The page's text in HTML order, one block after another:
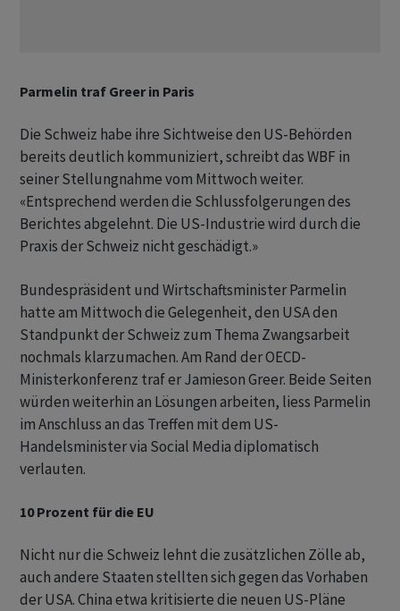
Parmelin traf Greer in Paris
Die Schweiz habe ihre Sichtweise den US-Behörden
bereits deutlich kommuniziert, schreibt das WBF in
seiner Stellungnahme vom Mittwoch weiter.
«Entsprechend werden die Schlussfolgerungen des
Berichtes abgelehnt. Die US-Industrie wird durch die
Praxis der Schweiz nicht geschädigt.»
Bundespräsident und Wirtschaftsminister Parmelin
hatte am Mittwoch die Gelegenheit, den USA den
Standpunkt der Schweiz zum Thema Zwangsarbeit
nochmals klarzumachen. Am Rand der OECD-
Ministerkonferenz traf er Jamieson Greer. Beide Seiten
würden weiterhin an Lösungen arbeiten, liess Parmelin
im Anschluss an das Treffen mit dem US-
Handelsminister via Social Media diplomatisch
verlauten.
10 Prozent für die EU
Nicht nur die Schweiz lehnt die zusätzlichen Zölle ab,
auch andere Staaten stellten sich gegen das Vorhaben
der USA. China etwa kritisierte die neuen US-Pläne